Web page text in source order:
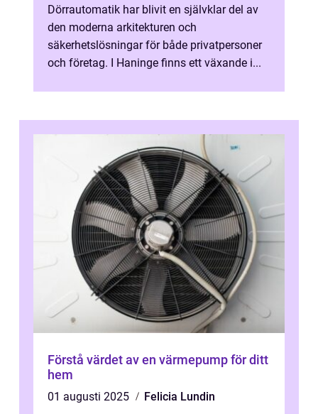
Dörrautomatik har blivit en självklar del av
den moderna arkitekturen och
säkerhetslösningar för både privatpersoner
och företag. I Haninge finns ett växande i...
Förstå värdet av en värmepump för ditt
hem
01 augusti 2025
Felicia Lundin